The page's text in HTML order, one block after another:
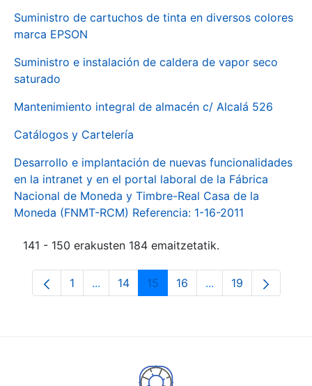
Suministro de cartuchos de tinta en diversos colores
marca EPSON
Suministro e instalación de caldera de vapor seco
saturado
Mantenimiento integral de almacén c/ Alcalá 526
Catálogos y Cartelería
Desarrollo e implantación de nuevas funcionalidades
en la intranet y en el portal laboral de la Fábrica
Nacional de Moneda y Timbre-Real Casa de la
Moneda (FNMT-RCM) Referencia: 1-16-2011
141 - 150 erakusten 184 emaitzetatik.
Orrialdea
1 ...Intermediate Pages Use TAB to navigate.
Orrialdea
14 Orrialdea
15 Orrialdea
16 ...Intermediate
Orrialdea
19